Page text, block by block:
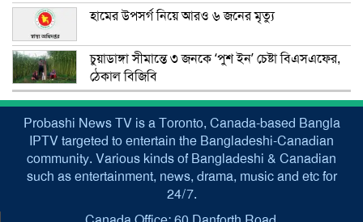
হামের উপসর্গ নিয়ে আরও ৬ জনের মৃত্যু
চুয়াডাঙ্গা সীমান্তে ৩ জনকে ‘পুশ ইন’ চেষ্টা বিএসএফের,
ঠেকাল বিজিবি
Probashi News TV is a Toronto, Canada-based Bangla
IPTV targeted to entertain the Bangladeshi-Canadian
community. Various kinds of Bangladeshi & Canadian
such as entertainment, news, drama, music and etc for
24/7.